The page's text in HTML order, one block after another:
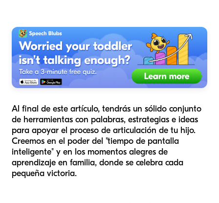
Al final de este artículo, tendrás un sólido conjunto
de herramientas con palabras, estrategias e ideas
para apoyar el proceso de articulación de tu hijo.
Creemos en el poder del "tiempo de pantalla
inteligente" y en los momentos alegres de
aprendizaje en familia, donde se celebra cada
pequeña victoria.